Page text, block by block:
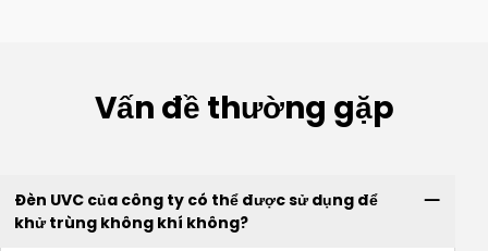
Vấn đề thường gặp
Đèn UVC của công ty có thể được sử dụng để
khử trùng không khí không?